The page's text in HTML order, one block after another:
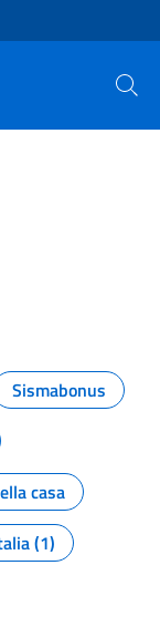
Cerca
Sismabonus
casa
(1)